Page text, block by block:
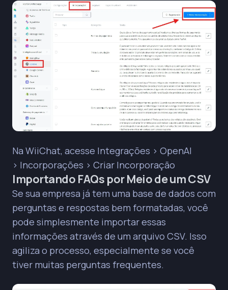
Na WiiChat, acesse Integrações > OpenAI
> Incorporações > Criar Incorporação
Importando FAQs por Meio de um CSV
Se sua empresa já tem uma base de dados com
perguntas e respostas bem formatadas, você
pode simplesmente importar essas
informações através de um arquivo CSV. Isso
agiliza o processo, especialmente se você
tiver muitas perguntas frequentes.